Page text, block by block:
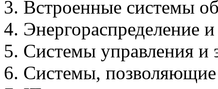
Встроенные системы
Энергораспределение
Системы управления и
Системы,